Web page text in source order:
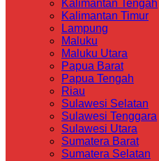
Kalimantan Tengah
Kalimantan Timur
Lampung
Maluku
Maluku Utara
Papua Barat
Papua Tengah
Riau
Sulawesi Selatan
Sulawesi Tenggara
Sulawesi Utara
Sumatera Barat
Sumatera Selatan